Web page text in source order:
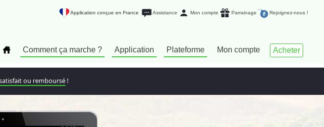
Application conçue en France Assistance Mon compte Parrainage Rejoignez-nous !
Comment ça marche ? Application Plateforme Mon compte Acheter
ou remboursé!